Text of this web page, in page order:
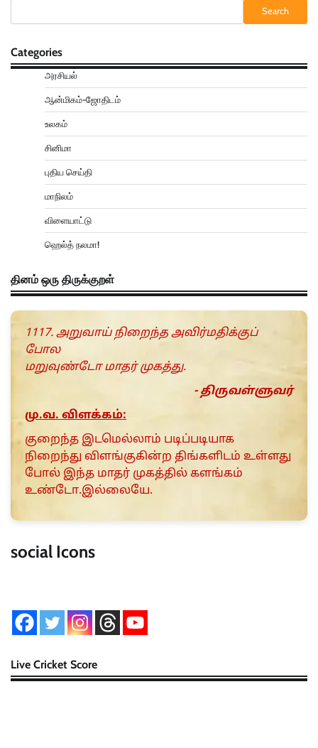
Search
Categories
அரசியல்
ஆன்மிகம்-ஜோதிடம்
உலகம்
சினிமா
புதிய செய்தி
மாநிலம்
விளையாட்டு
ஹெல்த் நலமா!
தினம் ஒரு திருக்குறள்
1117. அறுவாய் நிறைந்த அவிர்மதிக்குப்
போல
மறுவுண்டோ மாதர் முகத்து.
- திருவள்ளுவர்
மு.வ. விளக்கம்:
குறைந்த இடமெல்லாம் படிப்படியாக
நிறைந்து விளங்குகின்ற திங்களிடம் உள்ளது
போல் இந்த மாதர் முகத்தில் களங்கம்
உண்டோ.இல்லையே.
social Icons
Live Cricket Score